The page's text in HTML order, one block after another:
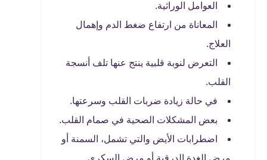
العوامل الوراثية.
المعاناة من ارتفاع ضغط الدم وإهمال
العلاج.
التعرض لنوبة قلبية ينتج عنها تلف أنسجة
القلب.
في حالة زيادة ضربات القلب وسرعتها.
بعض المشكلات الصحية في صمام القلب.
اضطرابات الأيض والتي تشمل، السمنة أو
مرض الغدة الدرقية أو مرض السكري.